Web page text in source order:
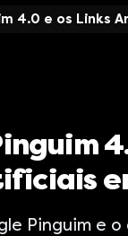
4.0 e os Links
Pinguim e